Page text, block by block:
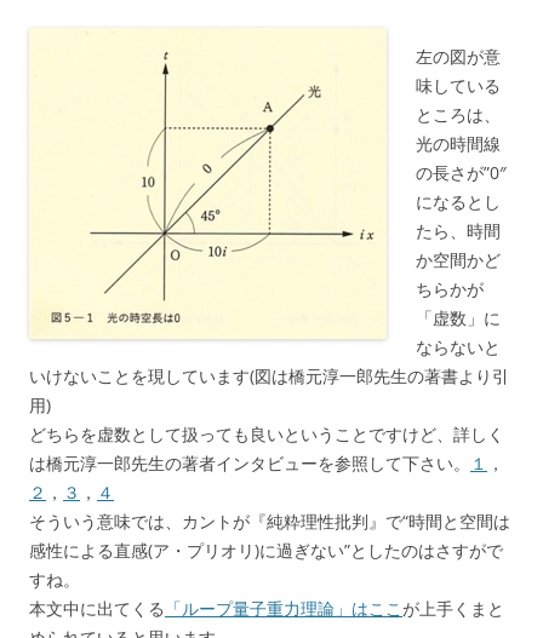
左の図が意
味している
ところは、
光の時間線
の長さが”0″
になるとし
たら、時間
か空間かど
ちらかが
「虚数」に
ならないと
いけないことを現しています(図は橋元淳一郎先生の著書より引
用)
どちらを虚数として扱っても良いということですけど、詳しく
は橋元淳一郎先生の著者インタビューを参照して下さい。
１ ，
２ ， ３ ， ４
そういう意味では、カントが『純粋理性批判』で“時間と空間は
感性による直感(ア・プリオリ)に過ぎない”としたのはさすがで
すね。
本文中に出てくる 「ループ量子重力理論」はここが上手くまと